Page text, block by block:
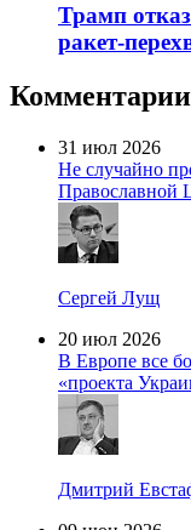
Трамп
ракет-
Комментарии
31 июл 2026
Не случайно
Православной
Сергей Лущ
20 июл 2026
В Европе все
«проекта
Дмитрий